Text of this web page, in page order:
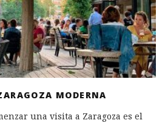
MODERNA
una visita a Zaragoza es el